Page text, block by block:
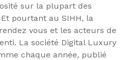
sur la plupart des
pourtant au SIHH, la
vous et les acteurs de
La société Digital Luxury
chaque année, publié